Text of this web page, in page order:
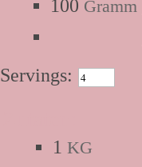
100 Gramm
Servings:
1 KG